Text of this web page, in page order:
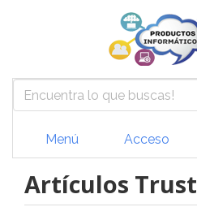
Menú Acceso
Artículos Trust